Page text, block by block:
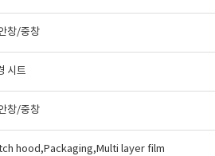
창/중창
시트
창/중창
hood,Packaging,Multi layer film